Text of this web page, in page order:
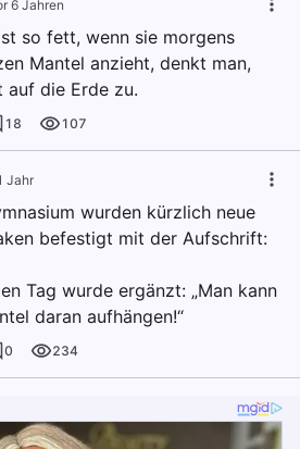
6 Jahren
so fett, wenn sie morgens
Mantel anzieht, denkt man,
auf die Erde zu.
18 107
Jahr
wurden kürzlich neue
befestigt mit der Aufschrift:
Tag wurde ergänzt: „Man kann
daran aufhängen!“
0 234